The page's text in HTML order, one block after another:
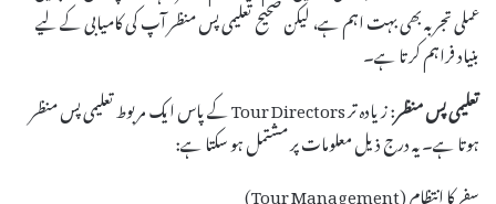
عملی تجربہ بھی بہت اہم ہے، لیکن صحیح تعلیمی پس منظر آپ کی کامیابی کے لیے
بنیاد فراہم کرتا ہے۔
تعلیمی پس منظر
: زیادہ تر Tour Directors کے پاس ایک مربوط تعلیمی پس منظر
ہوتا ہے۔ یہ درج ذیل معلومات پر مشتمل ہو سکتا ہے:
سفر کا انتظام (Tour Management)